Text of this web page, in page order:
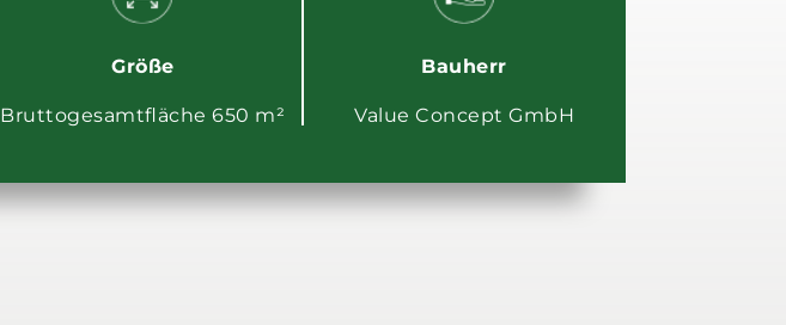
Größe
Bruttogesamtfläche 650 m²
Bauherr
Value Concept GmbH